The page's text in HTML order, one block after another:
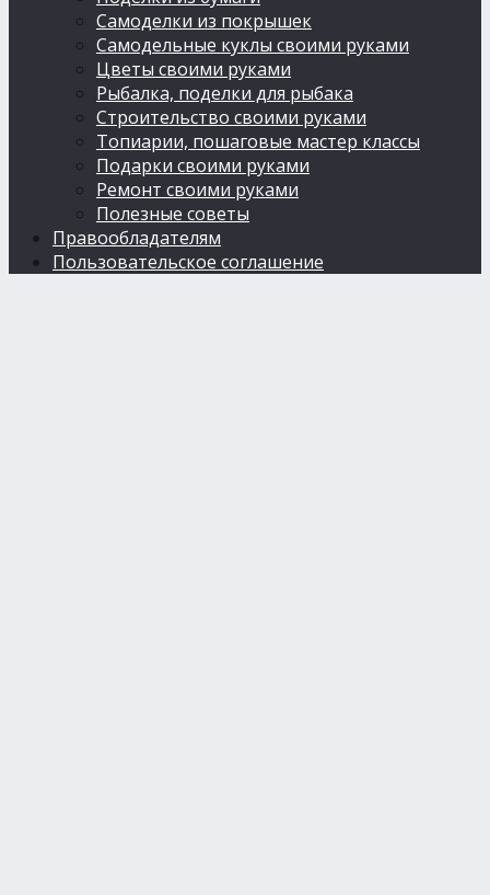
Самоделки из покрышек
Самодельные куклы своими руками
Цветы своими руками
Рыбалка, поделки для рыбака
Строительство своими руками
Топиарии, пошаговые мастер классы
Подарки своими руками
Ремонт своими руками
Полезные советы
Правообладателям
Пользовательское соглашение